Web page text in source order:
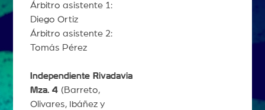
Árbitro asistente 1:
Diego Ortiz
Árbitro asistente 2:
Tomás Pérez
Independiente Rivadavia
Mza. 4 (Barreto,
Olivares, Ibáñez y